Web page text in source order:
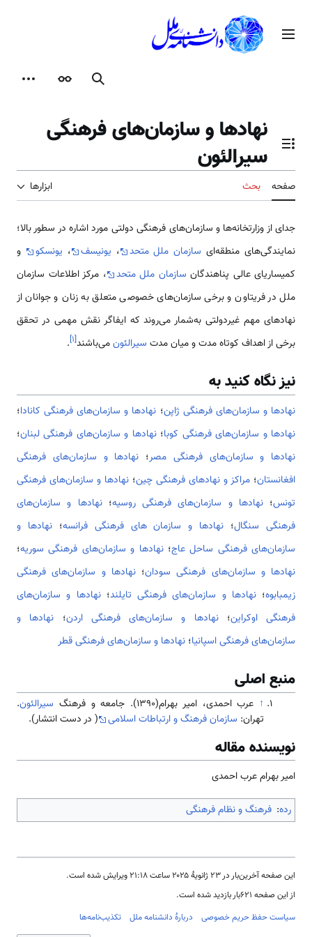
محتوامنوی اصلی
جستجوظاهر
تغییر وضعیت فهرست محتویات
نهادها و سازمان‌های فرهنگی
سیرالئون
صفحه بحث ابزارها
جدای از وزارتخانه‌ها و سازمان‌های فرهنگی دولتی مورد اشاره در سطور بالا؛
نمایندگی‌های منطقه‌ای سازمان ملل متحد ، یونیسف ، یونسکو
و
کمیساریای عالی پناهندگان سازمان ملل متحد
، مرکز اطلاعات سازمان
ملل در فریتاون و برخی سازمان‌های خصوصی متعلق به زنان و جوانان از
نهادهای مهم غیردولتی به‌شمار می‌روند که ایفاگر نقش مهمی در تحقق
برخی از اهداف کوتاه مدت و میان مدت سیرالئونمی‌باشند[۱]
.
نیز نگاه کنید به
نهادها و سازمان‌های فرهنگی ژاپن؛ نهادها و سازمان‌های فرهنگی کانادا؛
نهادها و سازمان‌های فرهنگی کوبا؛نهادها و سازمان‌های فرهنگی لبنان؛
نهادها و سازمان‌های فرهنگی مصر؛ نهادها و سازمان‌های فرهنگی
افغانستان؛ مراکز و نهادهای فرهنگی چین؛ نهادها و سازمان‌های فرهنگی
تونس؛نهادها و سازمان‌های فرهنگی روسیه؛نهادها و سازمان‌های
فرهنگی سنگال؛ نهادها و سازمان های فرهنگی فرانسه؛نهادها و
سازمان‌های فرهنگی ساحل عاج؛نهادها و سازمان‌های فرهنگی سوریه؛
نهادها و سازمان‌های فرهنگی سودان؛نهادها و سازمان‌های فرهنگی
زیمبابوه؛نهادها و سازمان‌های فرهنگی تایلند؛نهادها و سازمان‌های
فرهنگی اوکراین؛نهادها و سازمان‌های فرهنگی اردن؛ نهادها و
سازمان‌های فرهنگی اسپانیا؛ نهادها و سازمان‌های فرهنگی قطر
منبع اصلی
↑ عرب احمدی، امیر بهرام(1390). جامعه و فرهنگ سیرالئون.
تهران: سازمان فرهنگ و ارتباطات اسلامی ( در دست انتشار).
نویسنده مقاله
امیر بهرام عرب احمدی
رده: فرهنگ و نظام فرهنگی
این صفحه آخرین‌بار در ‏۲۳ ژانویهٔ ۲۰۲۵ ساعت ‏۲۱:۱۸ ویرایش شده است.
از این صفحه ۶۲۱بار بازدید شده است.
سیاست حفظ حریم خصوصی
دربارهٔ دانشنامه ملل تکذیب‌نامه‌ها